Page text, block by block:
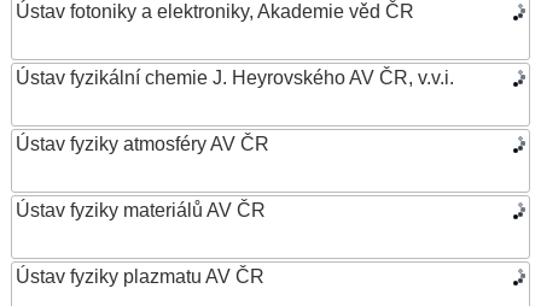
Ústav fotoniky a elektroniky, Akademie věd ČR
Ústav fyzikální chemie J. Heyrovského AV ČR, v.v.i.
Ústav fyziky atmosféry AV ČR
Ústav fyziky materiálů AV ČR
Ústav fyziky plazmatu AV ČR